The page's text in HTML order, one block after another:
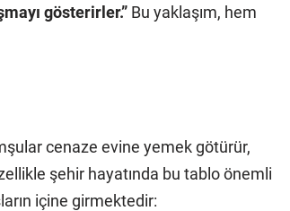
gösterirler.” Bu yaklaşım, hem
cenaze evine yemek götürür,
şehir hayatında bu tablo önemli
içine girmektedir: